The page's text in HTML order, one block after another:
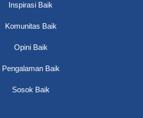
Inspirasi Baik
Komunitas Baik
Opini Baik
Pengalaman Baik
Sosok Baik